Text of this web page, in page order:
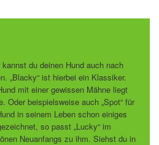
du deinen Hund auch nach
„Blacky“ ist hierbei ein Klassiker.
mit einer gewissen Mähne liegt
Oder beispielsweise auch „Spot“ für
in seinem Leben schon einiges
so passt „Lucky“ im
Neuanfangs zu ihm. Siehst du in